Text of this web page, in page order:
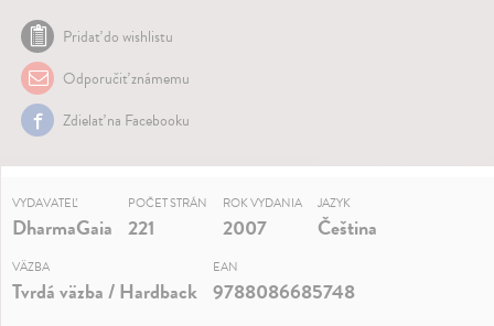
Pridať do wishlistu
Odporučiť známemu
Zdielať na Facebooku
VYDAVATEĽ
DharmaGaia
POČET STRÁN
221
ROK VYDANIA
2007
JAZYK
Čeština
VÄZBA
Tvrdá väzba / Hardback
EAN
9788086685748